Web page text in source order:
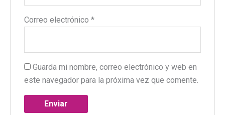
Correo electrónico *
Guarda mi nombre, correo electrónico y web en
este navegador para la próxima vez que comente.